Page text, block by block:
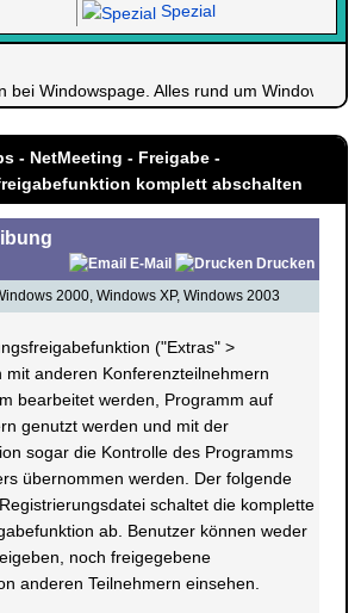
Spezial
bei Windowspage. Alles rund um Windows.
- NetMeeting - Freigabe -
komplett abschalten
E-Mail
Drucken
2000, Windows XP, Windows 2003
("Extras" >
mit anderen Konferenzteilnehmern
bearbeitet werden, Programm auf
genutzt werden und mit der
sogar die Kontrolle des Programms
übernommen werden. Der folgende
schaltet die komplette
ab. Benutzer können weder
noch freigegebene
anderen Teilnehmern einsehen.